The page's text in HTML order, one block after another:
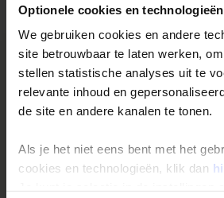
Optionele cookies en
We gebruiken cookies en andere
site betrouwbaar te laten werken,
stellen statistische analyses uit te
relevante inhoud en
de site en andere kanalen te tonen.
Als je het niet eens bent met het
cookies en technologieën, klik dan
Reizen: de feiten op een rij
We kunnen ons voorstellen dat je nog
wij onze reizen organiseren. Daarom
belangrijkste onderwerpen een speciale
samengesteld met daarop de
gestelde vragen.
Denk hierbij bijvoorbeeld aan vragen
• Wanneer gaat mijn reis gegarandeerd